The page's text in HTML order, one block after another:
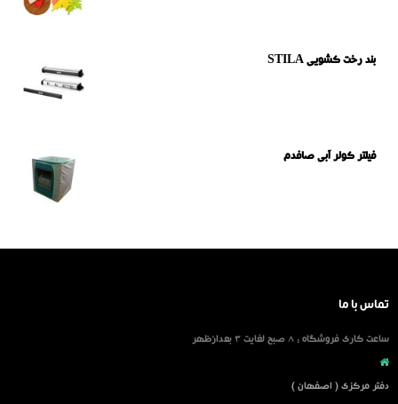
بند رخت کشویی STILA
فیلتر کولر آبی صافدم
تماس با ما
ساعت کاری فروشگاه : 8 صبح لغایت 3 بعدازظهر
دفتر مرکزی ( اصفهان )